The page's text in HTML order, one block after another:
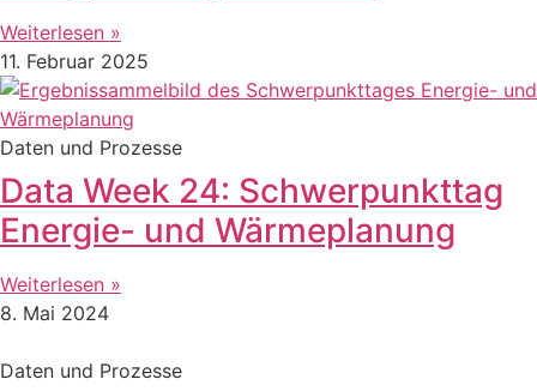
Weiterlesen »
11. Februar 2025
Daten und Prozesse
Data Week 24: Schwerpunkttag
Energie- und Wärmeplanung
Weiterlesen »
8. Mai 2024
Daten und Prozesse